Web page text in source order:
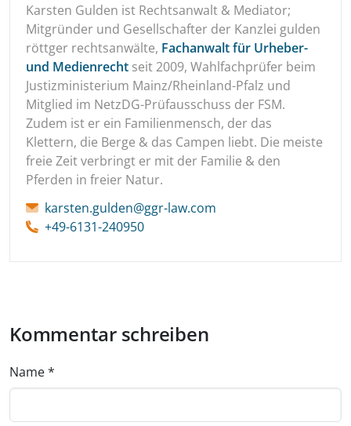
Karsten Gulden ist Rechtsanwalt & Mediator;
Mitgründer und Gesellschafter der Kanzlei gulden
röttger rechtsanwälte, Fachanwalt für Urheber-
und Medienrecht seit 2009, Wahlfachprüfer beim
Justizministerium Mainz/Rheinland-Pfalz und
Mitglied im NetzDG-Prüfausschuss der FSM.
Zudem ist er ein Familienmensch, der das
Klettern, die Berge & das Campen liebt. Die meiste
freie Zeit verbringt er mit der Familie & den
Pferden in freier Natur.
karsten.gulden@ggr-law.com
+49-6131-240950
Kommentar schreiben
Name*